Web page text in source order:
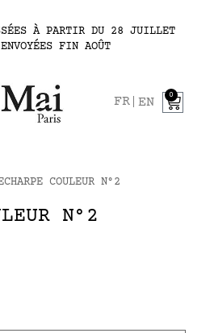
À PARTIR DU 28 JUILLET
FIN AOÛT
FR EN
0
COULEUR N°2
N°2